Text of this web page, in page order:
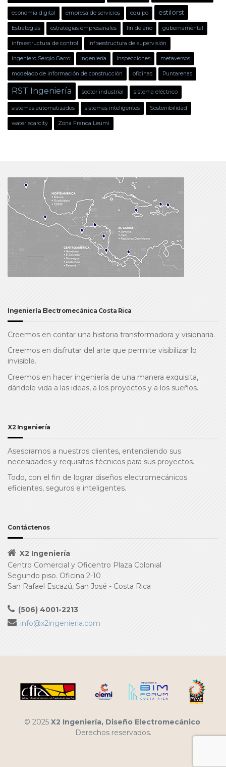
economía digital empresa de servicios equipo estilorst
Estrategias estrategias empresariales fin de año gubernamental
infraestructura de control infraestructura de supervisión
ingeniero Sergio Garro ingeniería Inspecciones metaversos
modelado de información de construcción oficinas Puntarenas
RST Ingeniería sector industrial sistema eléctrico
sistemas automatizados sistemas inteligentes Sostenibilidad
water scarcity Zona Franca Leumi
Ingeniería Electromecánica Costa Rica
Creemos en contar una historia transformadora y visionaria.
Creemos en disfrutar del arte que permite visibilizar lo
invisible.
Creemos en hacer ingeniería de una manera exquisita,
dándole vida a las ideas, a los proyectos y a los sueños.
X2 Ingeniería
Asesoramos a nuestros clientes, entendiendo sus
necesidades y requisitos técnicos para sus proyectos.
Todo, con el fin de lograr diseños electromecánicos
eficientes, seguros e inteligentes.
Contáctenos
X2 Ingeniería
Centro Comercial y Oficentro Plaza Colonial
Segundo piso. Oficina 2-10
San Rafael Escazú, San José - Costa Rica
(506) 4001-2213
info@x2ingenieria.com
© 2025 X2 Ingeniería, Diseño Electromecánico.
Derechos reservados.